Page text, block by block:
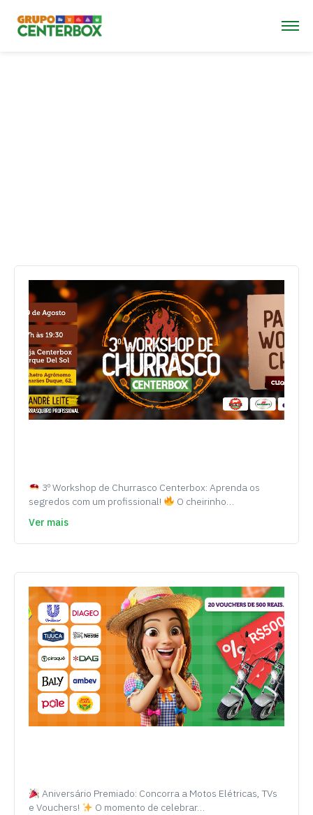
3º Workshop de Churrasco Centerbox: Aprenda os
segredos com um profissional!
O cheirinho…
Ver mais
Aniversário Premiado: Concorra a Motos Elétricas, TVs
e Vouchers!
O momento de celebrar…